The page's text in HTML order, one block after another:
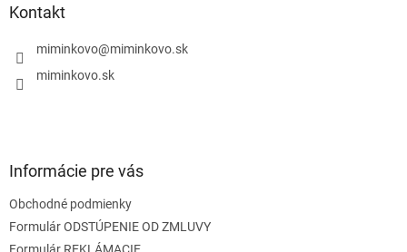
Kontakt
miminkovo@miminkovo.sk
miminkovo.sk
Informácie pre vás
Obchodné podmienky
Formulár ODSTÚPENIE OD ZMLUVY